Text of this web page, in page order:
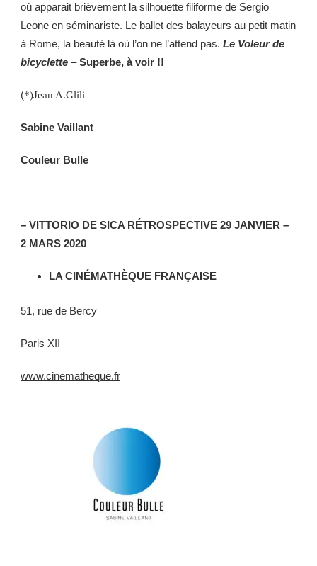
où apparait brièvement la silhouette filiforme de Sergio
Leone en séminariste. Le ballet des balayeurs au petit matin
à Rome, la beauté là où l’on ne l’attend pas. Le Voleur de
bicyclette –Superbe, à voir !!
(*)Jean A.Glili
Sabine Vaillant
Couleur Bulle
– VITTORIO DE SICA RÉTROSPECTIVE 29 JANVIER –
2 MARS 2020
LA CINÉMATHÈQUE FRANÇAISE
51, rue de Bercy
Paris XII
www.cinematheque.fr